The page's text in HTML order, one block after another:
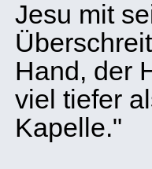
Jesu mit
Hand, der
viel tiefer
Kapelle."